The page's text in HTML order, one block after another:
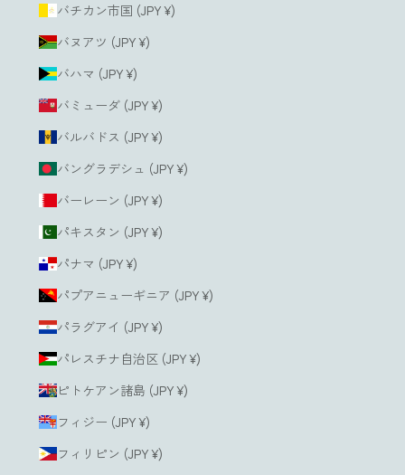
バチカン市国 (JPY ¥)
バヌアツ (JPY ¥)
バハマ (JPY ¥)
バミューダ (JPY ¥)
バルバドス (JPY ¥)
バングラデシュ (JPY ¥)
バーレーン (JPY ¥)
パキスタン (JPY ¥)
パナマ (JPY ¥)
パプアニューギニア (JPY ¥)
パラグアイ (JPY ¥)
パレスチナ自治区 (JPY ¥)
ピトケアン諸島 (JPY ¥)
フィジー (JPY ¥)
フィリピン (JPY ¥)